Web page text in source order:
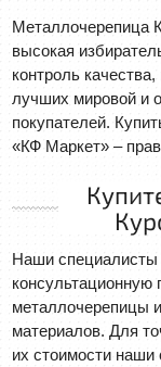
Металлочерепица
высокая
контроль
лучших мировой и
покупателей.
«КФ Маркет» –
Наши специалисты
консультационную
металлочерепицы
материалов. Для
их стоимости наши